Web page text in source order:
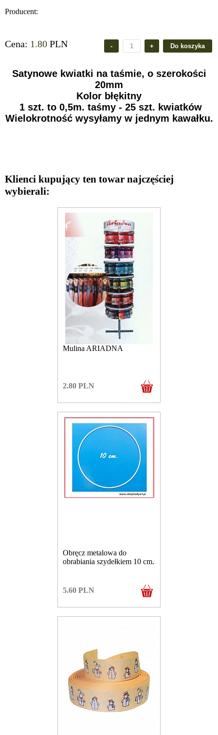
Producent:
Cena: 1.80 PLN
Satynowe kwiatki na taśmie, o szerokości
20mm
Kolor błękitny
1 szt. to 0,5m. taśmy - 25 szt. kwiatków
Wielokrotność wysyłamy w jednym kawałku.
Klienci kupujący ten towar najczęściej
wybierali:
Mulina ARIADNA
2.80 PLN
Obręcz metalowa do
obrabiania szydełkiem 10 cm.
5.60 PLN